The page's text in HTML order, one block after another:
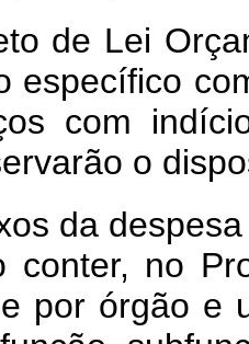
de Lei
específico
com
o
da
conter, no
por órgão e